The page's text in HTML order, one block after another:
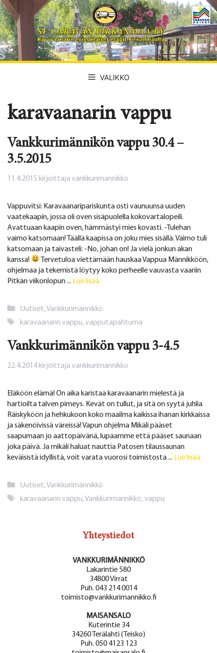
Siirry
sisältöön
VALIKKO
karavaanarin vappu
Vankkurimännikön vappu 30.4 –
3.5.2015
11.4.2015 kirjoittaja vankkurimannikko
Vappuvitsi: Karavaanaripariskunta osti vaunuunsa uuden
vaatekaapin, jossa oli oven sisäpuolella kokovartalopeili.
Avattuaan kaapin oven, hämmästyi mies kovasti. -Tulehan
vaimo katsomaan! Täällä kaapissa on joku mies sisällä. Vaimo tuli
katsomaan ja taivasteli: -No, johan on! Ja vielä jonkun akan
kanssa!
Tervetuloa viettämään hauskaa Vappua Männikköön,
ohjelmaa ja tekemistä löytyy koko perheelle vauvasta vaariin
Pitkän viikonlopun ... Lue lisää
Kategoriat
Uutiset,Vankkurimännikkö
Avainsanat
karavaanarin vappu,vapputapahtuma
Vankkurimännikön vappu 3-4.5
22.4.2014 kirjoittaja vankkurimannikko
Eläköön elämä! On aika karistaa karavaanarin mielestä ja
hartioilta talven pimeys. Kevät on tullut, ja sitä on syytä juhlia
Räiskyköön ja hehkukoon koko maailma kaikissa ihanan kirkkaissa
ja säkenöivissä väreissä! Vapun ohjelma Mikäli pääset
saapumaan jo aattopäivänä, lupaamme että pääset saunaan
joka päivä. Ja mikäli haluat nauttia Patosen tilaussaunan
keväisistä idyllistä, voit varata vuorosi toimistosta ... Lue lisää
Kategoriat
Uutiset,Vankkurimännikkö
Avainsanat
karavaanarin vappu,Vankkurimännikkö,vappu
Yhteystiedot
VANKKURIMÄNNIKKÖ
Lakarintie 580
34800 Virrat
Puh. 043 214 0014
toimisto@vankkurimannikko.fi
MAISANSALO
Kuterintie 34
34260 Terälahti (Teisko)
Puh. 050 4123 123